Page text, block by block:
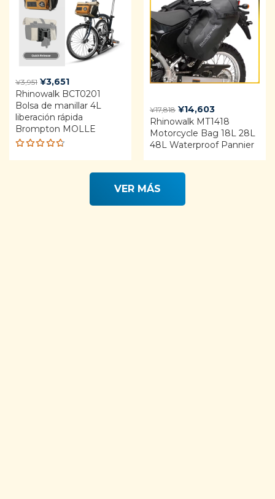
¥3,951 Original
price
was:
¥3,951.
¥3,651Current
price
is:
¥3,651.
Rhinowalk BCT0201
Bolsa de manillar 4L
liberación rápida
Brompton MOLLE
Rated
¥17,818 Original
price
was:
¥17,818.
¥14,603Current
price
is:
¥14,603.
Rhinowalk MT1418
Motorcycle Bag 18L 28L
48L Waterproof Pannier
VER MÁS